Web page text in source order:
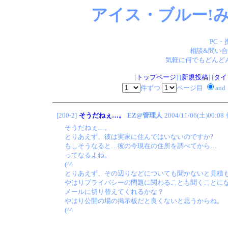
アイス・ブルー!
PC・
相談&問い
気軽に何でもどん
[トップページ] [新規投稿] [タ
件ずつ
ページ目 and
[200-2] そうだねぇ…。 EZ@管理人 2004/11/06(土)00:08
そうだねぇ…。
とりあえず、彼は実家に住んではいないのですか?
もしそうなると…彼の今現在の住所を調べてから…
ってなるよね。
(^^ゞ
とりあえず、その辺りなどについても聞かないと見積
やはりプライバシーの問題に関わることも聞くことに
メールに切り替えてくれるかな？
やはり公開の場の掲示板だと良くないと思うからね。
(^^ゞ